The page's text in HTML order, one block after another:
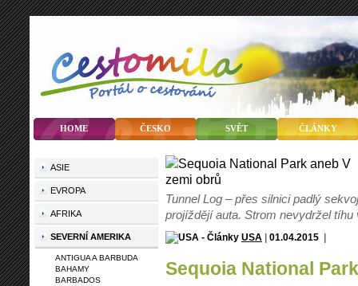
HOME ČESKO SVĚT ČLÁNKY
Tunnel Log – přes silnici padlý
projíždějí auta. Strom nevydržel tíhu
USA | 01.04.2015 |
Sequoia National
ASIE
EVROPA
AFRIKA
SEVERNÍ AMERIKA
ANTIGUA A BARBUDA
BAHAMY
BARBADOS